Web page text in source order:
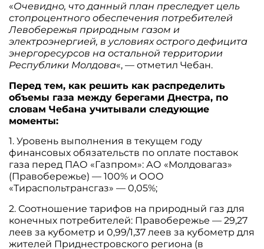
«Очевидно, что данный план преследует цель
стопроцентного обеспечения потребителей
Левобережья природным газом и
электроэнергией, в условиях острого дефицита
энергоресурсов на остальной территории
Республики Молдова«, — отметил Чебан.
Перед тем, как решить как распределить
объемы газа между берегами Днестра, по
словам Чебана учитывали следующие
моменты:
1. Уровень выполнения в текущем году
финансовых обязательств по оплате поставок
газа перед ПАО «Газпром»: АО «Молдовагаз»
(Правобережье) — 100% и ООО
«Тираспольтрансгаз» — 0,05%;
2. Соотношение тарифов на природный газ для
конечных потребителей: Правобережье — 29,27
леев за кубометр и 0,99/1,37 леев за кубометр для
жителей Приднестровского региона (в